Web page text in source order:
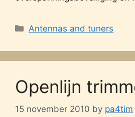
Categories
Antennas and tuners
Openlijn
15 november 2010 by pa4tim